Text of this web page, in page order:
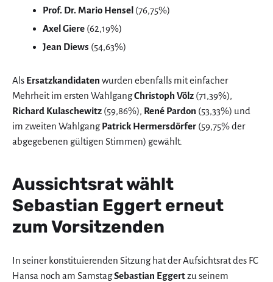
Prof. Dr. Mario Hensel (76,75%)
Axel Giere (62,19%)
Jean Diews (54,63%)
Als Ersatzkandidaten wurden ebenfalls mit einfacher
Mehrheit im ersten WahlgangChristoph Völz (71,39%),
Richard Kulaschewitz (59,86%), René Pardon (53,33%) und
im zweiten WahlgangPatrick Hermersdörfer (59,75% der
abgegebenen gültigen Stimmen) gewählt.
Aussichtsrat wählt
Sebastian Eggert erneut
zum Vorsitzenden
In seiner konstituierenden Sitzung hat der Aufsichtsrat des FC
Hansa noch am SamstagSebastian Eggertzu seinem